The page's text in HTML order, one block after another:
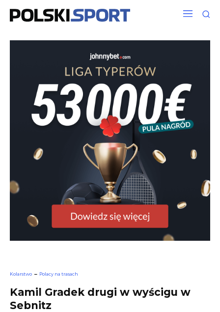
Kolarstwo Polacy na trasach
Kamil Gradek drugi w wyścigu w
Sebnitz